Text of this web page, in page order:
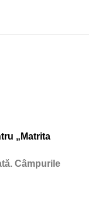
„Matrita
Câmpurile